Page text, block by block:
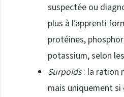
suspectée ou
plus à l’apprenti
protéines,
potassium, selon
Surpoids: la ration
mais uniquement